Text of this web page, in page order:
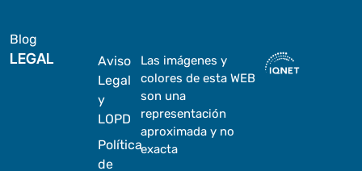
Blog
LEGAL
Aviso
Legal
y
LOPD
Política
de
Las imágenes y
colores de esta WEB
son una
representación
aproximada y no
exacta